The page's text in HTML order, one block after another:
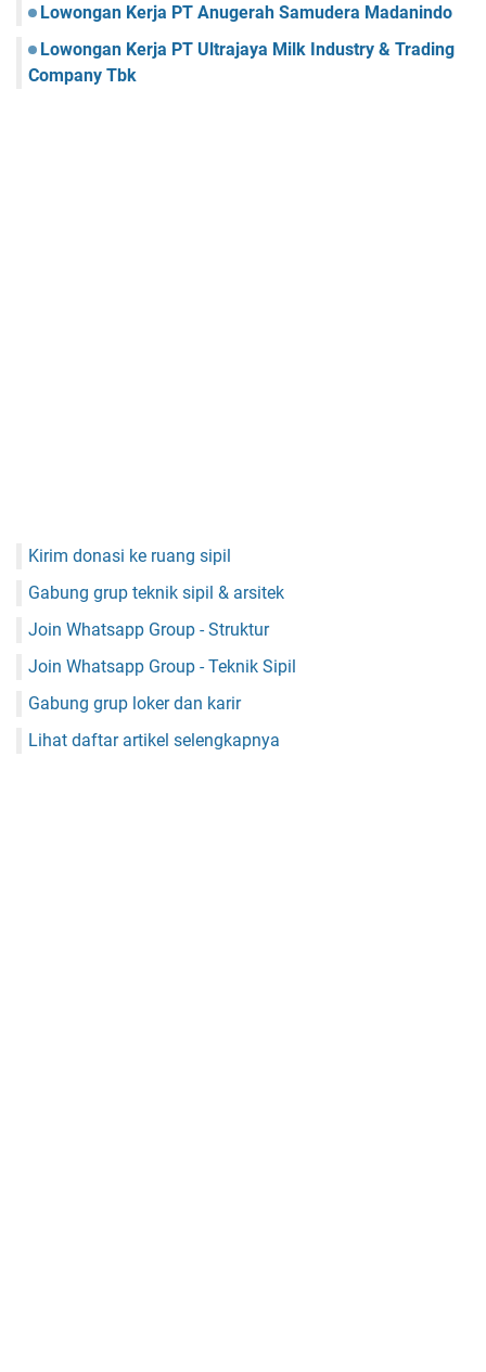
Lowongan Kerja PT Anugerah Samudera Madanindo
Lowongan Kerja PT Ultrajaya Milk Industry & Trading
Company Tbk
Kirim donasi ke ruang sipil
Gabung grup teknik sipil & arsitek
Join Whatsapp Group - Struktur
Join Whatsapp Group - Teknik Sipil
Gabung grup loker dan karir
Lihat daftar artikel selengkapnya